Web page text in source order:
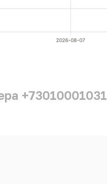
2026-08-07
+73010001031